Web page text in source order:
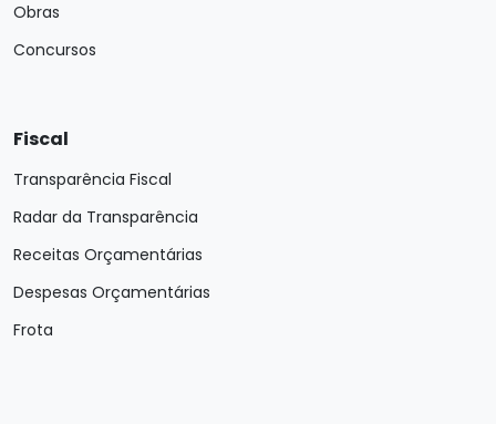
Obras
Concursos
Fiscal
Transparência Fiscal
Radar da Transparência
Receitas Orçamentárias
Despesas Orçamentárias
Frota